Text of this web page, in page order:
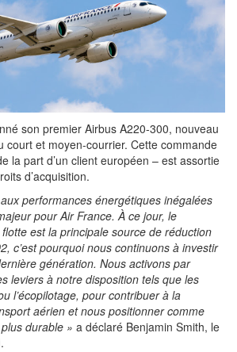
son premier Airbus A220-300, nouveau
court et moyen-courrier. Cette commande
la part d’un client européen – est assortie
d’acquisition.
performances énergétiques inégalées
pour Air France. À ce jour, le
est la principale source de réduction
c’est pourquoi nous continuons à investir
génération. Nous activons par
leviers à notre disposition tels que les
l’écopilotage, pour contribuer à la
aérien et nous positionner comme
durable » a déclaré Benjamin Smith, le